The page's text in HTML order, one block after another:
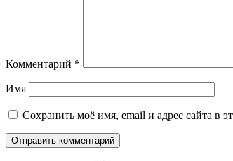
Комментарий *
Имя
Сохранить моё имя, email и адрес сайта в